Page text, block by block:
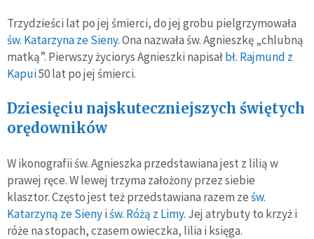
Trzydzieści lat po jej śmierci, do jej grobu pielgrzymowała
św. Katarzyna ze Sieny. Ona nazwała św. Agnieszkę „chlubną
matką”. Pierwszy życiorys Agnieszki napisałbł. Rajmund z
Kapui50 lat po jej śmierci.
Dziesięciu najskuteczniejszych świętych
orędowników
W ikonografii św. Agnieszka przedstawiana jest z lilią w
prawej ręce. W lewej trzyma założony przez siebie
klasztor. Często jest też przedstawiana razem ześw.
Katarzyną ze Sienyiśw. Różą z Limy. Jej atrybuty to krzyż i
róże na stopach, czasem owieczka, lilia i księga.